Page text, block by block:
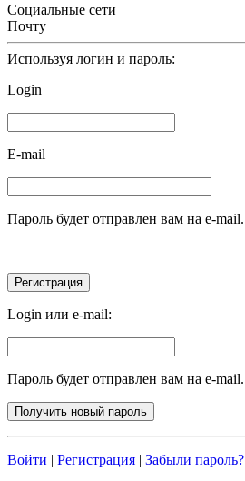
Социальные сети
Почту
Используя логин и пароль:
Login
E-mail
Пароль будет отправлен вам на e-mail.
Login или e-mail:
Пароль будет отправлен вам на e-mail.
Войти | Регистрация | Забыли пароль?